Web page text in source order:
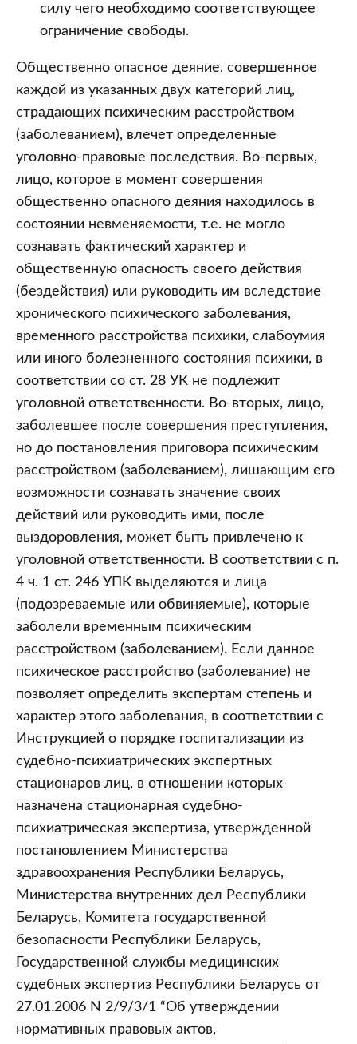
силу чего необходимо соответствующее
ограничение свободы.
Общественно опасное деяние, совершенное
каждой из указанных двух категорий лиц,
страдающих психическим расстройством
(заболеванием), влечет определенные
уголовно-правовые последствия. Во-первых,
лицо, которое в момент совершения
общественно опасного деяния находилось в
состоянии невменяемости, т.е. не могло
сознавать фактический характер и
общественную опасность своего действия
(бездействия) или руководить им вследствие
хронического психического заболевания,
временного расстройства психики, слабоумия
или иного болезненного состояния психики, в
соответствии со ст. 28 УК не подлежит
уголовной ответственности. Во-вторых, лицо,
заболевшее после совершения преступления,
но до постановления приговора психическим
расстройством (заболеванием), лишающим его
возможности сознавать значение своих
действий или руководить ими, после
выздоровления, может быть привлечено к
уголовной ответственности. В соответствии с п.
4 ч. 1 ст. 246 УПК выделяются и лица
(подозреваемые или обвиняемые), которые
заболели временным психическим
расстройством (заболеванием). Если данное
психическое расстройство (заболевание) не
позволяет определить экспертам степень и
характер этого заболевания, в соответствии с
Инструкцией о порядке госпитализации из
судебно-психиатрических экспертных
стационаров лиц, в отношении которых
назначена стационарная судебно-
психиатрическая экспертиза, утвержденной
постановлением Министерства
здравоохранения Республики Беларусь,
Министерства внутренних дел Республики
Беларусь, Комитета государственной
безопасности Республики Беларусь,
Государственной службы медицинских
судебных экспертиз Республики Беларусь от
27.01.2006 N 2/9/3/1 “Об утверждении
нормативных правовых актов,